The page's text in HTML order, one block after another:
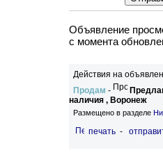
Объявление
c момента
Действия на
Продам -
наличия , Воронеж
Размещено в разделе
печать -